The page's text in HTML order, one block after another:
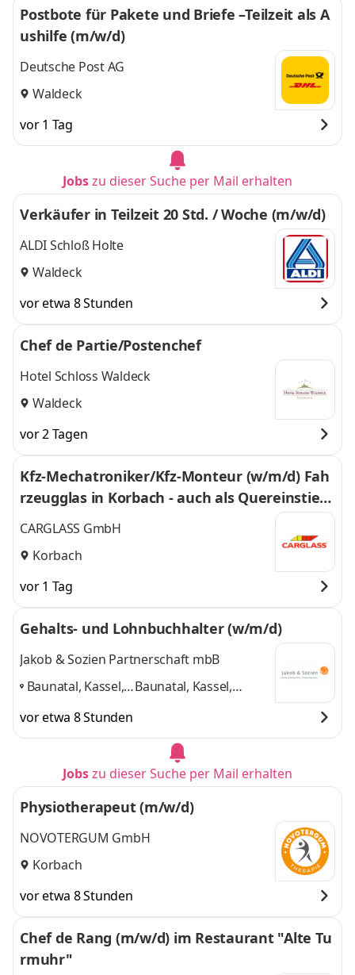
Postbote für Pakete und Briefe –Teilzeit als A
ushilfe (m/w/d)
Deutsche Post AG
Waldeck
vor 1 Tag
Jobszu dieser Suche per Mail erhalten
Verkäufer in Teilzeit 20 Std. / Woche (m/w/d)
ALDI Schloß Holte
Waldeck
vor etwa 8 Stunden
Chef de Partie/Postenchef
Hotel Schloss Waldeck
Waldeck
vor 2 Tagen
Kfz-Mechatroniker/Kfz-Monteur (w/m/d) Fah
rzeugglas in Korbach - auch als Quereinstieg
- 3010
CARGLASS GmbH
Korbach
vor 1 Tag
Gehalts- und Lohnbuchhalter (w/m/d)
Jakob & Sozien Partnerschaft mbB
Baunatal, Kassel,
Großalmerode,
Berlin,
Baunatal, Kassel,
und 3 weitere
vor etwa 8 Stunden
Jobszu dieser Suche per Mail erhalten
Physiotherapeut (m/w/d)
NOVOTERGUM GmbH
Korbach
vor etwa 8 Stunden
Chef de Rang (m/w/d) im Restaurant "Alte Tu
rmuhr"